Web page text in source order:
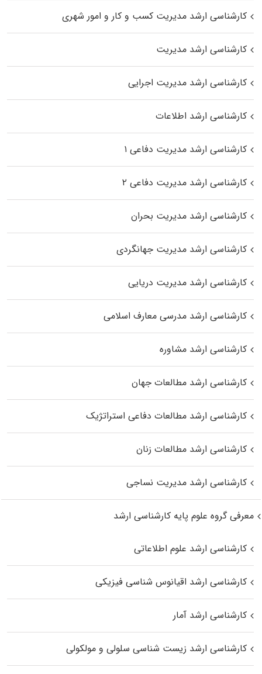
کارشناسی ارشد مدیریت کسب و کار و امور شهری
کارشناسی ارشد مدیریت
کارشناسی ارشد مدیریت اجرایی
کارشناسی ارشد اطلاعات
کارشناسی ارشد مدیریت دفاعی ۱
کارشناسی ارشد مدیریت دفاعی ۲
کارشناسی ارشد مدیریت بحران
کارشناسی ارشد مدیریت جهانگردی
کارشناسی ارشد مدیریت دریایی
کارشناسی ارشد مدرسی معارف اسلامی
کارشناسی ارشد مشاوره
کارشناسی ارشد مطالعات جهان
کارشناسی ارشد مطالعات دفاعی استراتژیک
کارشناسی ارشد مطالعات زنان
کارشناسی ارشد مدیریت نساجی
معرفی گروه علوم پایه کارشناسی ارشد
کارشناسی ارشد علوم اطلاعاتی
کارشناسی ارشد اقیانوس‌ شناسی فیزیکی
کارشناسی ارشد آمار
کارشناسی ارشد زیست شناسی سلولی و مولکولی